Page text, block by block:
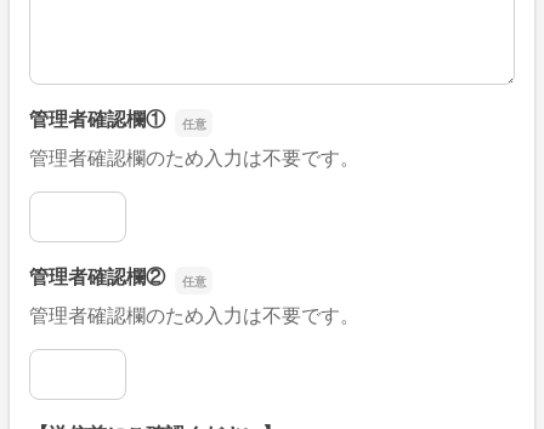
管理者確認欄①
管理者確認欄のため入力は不要です。
管理者確認欄①
管理者確認欄②
管理者確認欄のため入力は不要です。
管理者確認欄②